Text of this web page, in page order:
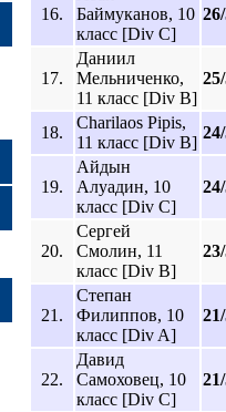
16.
Баймуканов, 10
класс [Div C]
17.
Даниил
Мельниченко,
11 класс [Div B]
18.
Charilaos Pipis,
11 класс [Div B]
19.
Айдын
Алуадин, 10
класс [Div C]
20.
Сергей
Смолин, 11
класс [Div B]
21.
Степан
Филиппов, 10
класс [Div A]
22.
Давид
Самоховец, 10
класс [Div C]